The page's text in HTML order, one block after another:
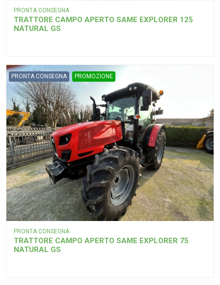
PRONTA CONSEGNA
TRATTORE CAMPO APERTO SAME EXPLORER 125
NATURAL GS
PRONTA CONSEGNA PROMOZIONE
PRONTA CONSEGNA
TRATTORE CAMPO APERTO SAME EXPLORER 75
NATURAL GS